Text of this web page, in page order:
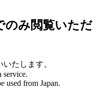
のみ閲覧いただ
たします。
service.
used from Japan.